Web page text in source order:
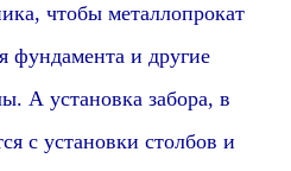
чтобы металлопрокат
фундамента и другие
А установка забора, в
с установки столбов и